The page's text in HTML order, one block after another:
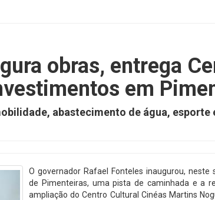
obras, entrega
em
abastecimento de água, esporte
O governador Rafael Fonteles inaugurou, neste
de Pimenteiras, uma pista de caminhada e a
ampliação do Centro Cultural Cinéas Martins